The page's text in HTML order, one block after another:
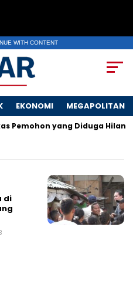
WITH CONTENT
EKONOMI MEGAPOLITAN
Pemohon yang Diduga Hilang
di